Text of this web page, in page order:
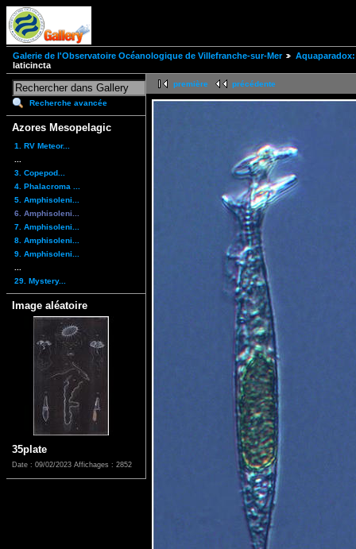
Galerie de l'Observatoire Océanologique de Villefranche-sur-Mer
laticincta
Recherche avancée
Azores Mesopelagic
1. RV Meteor...
3. Copepod...
4. Phalacroma ...
5. Amphisoleni...
6. Amphisoleni...
7. Amphisoleni...
8. Amphisoleni...
9. Amphisoleni...
29. Mystery...
Image aléatoire
35plate
Date : 09/02/2023 Affichages : 2852
première précédente